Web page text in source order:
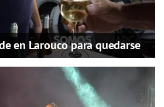
en Larouco para quedarse